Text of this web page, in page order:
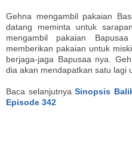
Gehna mengambil pakaian
datang meminta untuk
mengambil pakaian
memberikan pakaian untuk
berjaga-jaga Bapusaa nya.
dia akan mendapatkan satu lagi
Baca selanjutnyaSinopsis
Episode 342